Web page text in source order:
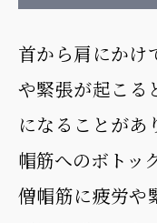
首から肩にかけ
や緊張が起こる
になることがあ
帽筋へのボトッ
僧帽筋に疲労や